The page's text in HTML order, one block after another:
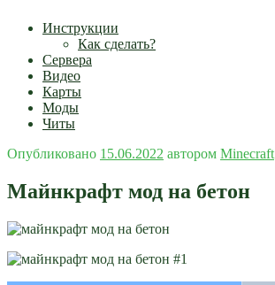
Инструкции
Как сделать?
Сервера
Видео
Карты
Моды
Читы
Опубликовано 15.06.2022 автором Minecraft
Майнкрафт мод на бетон